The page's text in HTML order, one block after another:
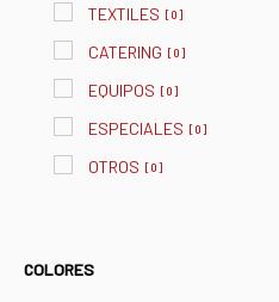
TEXTILES [0]
CATERING [0]
EQUIPOS [0]
ESPECIALES [0]
OTROS [0]
COLORES